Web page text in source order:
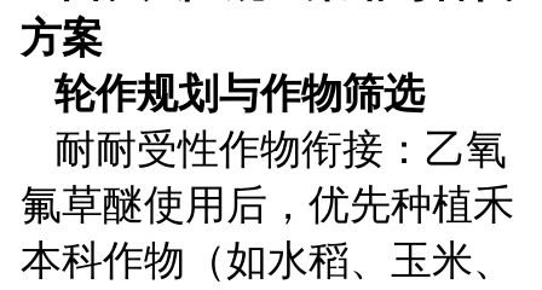
方案
轮作规划与作物筛选
耐耐受性作物衔接：乙氧
氟草醚使用后，优先种植禾
本科作物（如水稻、玉米、